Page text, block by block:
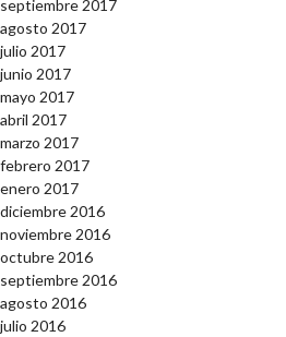
septiembre 2017
agosto 2017
julio 2017
junio 2017
mayo 2017
abril 2017
marzo 2017
febrero 2017
enero 2017
diciembre 2016
noviembre 2016
octubre 2016
septiembre 2016
agosto 2016
julio 2016